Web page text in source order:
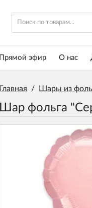
Прямой эфир О нас
Главная / Шары из
Шар фольга